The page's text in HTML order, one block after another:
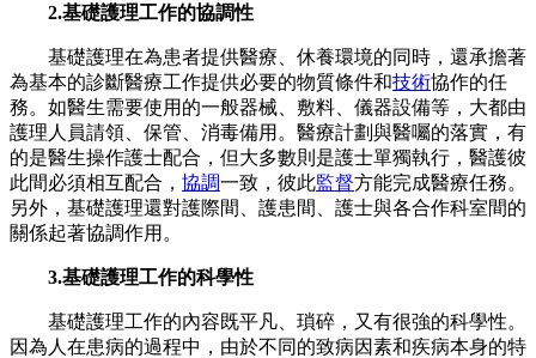
2.基礎護理工作的協調性
基礎護理在為患者提供醫療、休養環境的同時，還承擔著
為基本的診斷醫療工作提供必要的物質條件和技術協作的任
務。如醫生需要使用的一般器械、敷料、儀器設備等，大都由
護理人員請領、保管、消毒備用。醫療計劃與醫囑的落實，有
的是醫生操作護士配合，但大多數則是護士單獨執行，醫護彼
此間必須相互配合， 協調一致，彼此監督方能完成醫療任務。
另外，基礎護理還對護際間、護患間、護士與各合作科室間的
關係起著協調作用。
3.基礎護理工作的科學性
基礎護理工作的內容既平凡、瑣碎，又有很強的科學性。
因為人在患病的過程中，由於不同的致病因素和疾病本身的特